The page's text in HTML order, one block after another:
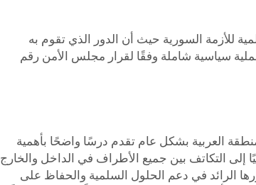
للأزمة السورية حيث أن الدور الذي تقوم به
سياسية شاملة وفقًا لقرار مجلس الأمن رقم
العربية بشكل عام تقدم درسًا واضحًا بأهمية
إلى التكاتف بين جميع الأطراف في الداخل والخارج
الرائد في دعم الحلول السلمية والحفاظ على